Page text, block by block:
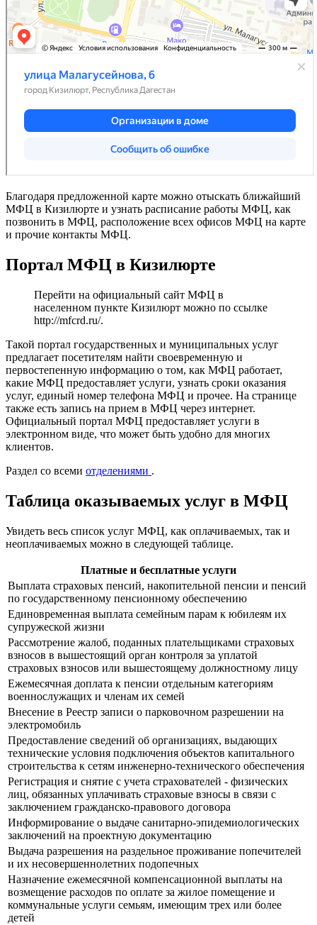
Благодаря предложенной карте можно отыскать ближайший
МФЦ в Кизилюрте и узнать расписание работы МФЦ, как
позвонить в МФЦ, расположение всех офисов МФЦ на карте
и прочие контакты МФЦ.
Портал МФЦ в Кизилюрте
Перейти на официальный сайт МФЦ в
населенном пункте Кизилюрт можно по ссылке
http://mfcrd.ru/.
Такой портал государственных и муниципальных услуг
предлагает посетителям найти своевременную и
первостепенную информацию о том, как МФЦ работает,
какие МФЦ предоставляет услуги, узнать сроки оказания
услуг, единый номер телефона МФЦ и прочее. На странице
также есть запись на прием в МФЦ через интернет.
Официальный портал МФЦ предоставляет услуги в
электронном виде, что может быть удобно для многих
клиентов.
Раздел со всеми отделениями .
Таблица оказываемых услуг в МФЦ
Увидеть весь список услуг МФЦ, как оплачиваемых, так и
неоплачиваемых можно в следующей таблице.
Платные и бесплатные услуги
Выплата страховых пенсий, накопительной пенсии и пенсий
по государственному пенсионному обеспечению
Единовременная выплата семейным парам к юбилеям их
супружеской жизни
Рассмотрение жалоб, поданных плательщиками страховых
взносов в вышестоящий орган контроля за уплатой
страховых взносов или вышестоящему должностному лицу
Ежемесячная доплата к пенсии отдельным категориям
военнослужащих и членам их семей
Внесение в Реестр записи о парковочном разрешении на
электромобиль
Предоставление сведений об организациях, выдающих
технические условия подключения объектов капитального
строительства к сетям инженерно-технического обеспечения
Регистрация и снятие с учета страхователей - физических
лиц, обязанных уплачивать страховые взносы в связи с
заключением гражданско-правового договора
Информирование о выдаче санитарно-эпидемиологических
заключений на проектную документацию
Выдача разрешения на раздельное проживание попечителей
и их несовершеннолетних подопечных
Назначение ежемесячной компенсационной выплаты на
возмещение расходов по оплате за жилое помещение и
коммунальные услуги семьям, имеющим трех или более
детей